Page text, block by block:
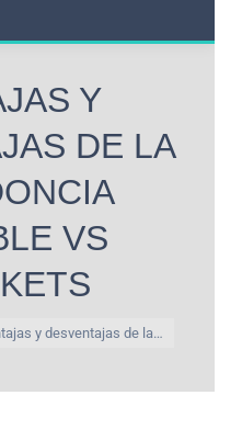
Y
DE LA
VS
y desventajas de la…